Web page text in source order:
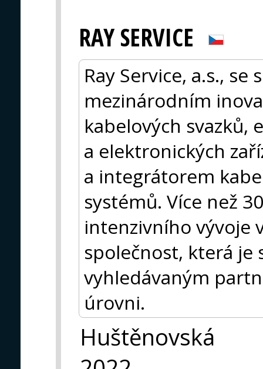
RAY SERVICE
Ray Service, a.s.,
mezinárodním
kabelových svazků,
a elektronických
a integrátorem
systémů. Více než
intenzivního vývoje
společnost, která je
vyhledávaným
úrovni.
Huštěnovská